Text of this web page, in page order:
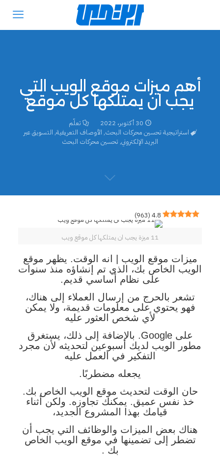
أهم ميزات موقع الويب التي
يجب ان يمتلكها كل موقع
30 أكتوبر، 2022
تعلّم
استراتيجية تحسين محركات البحث, الأوصاف التعريفية, التسويق عبر
البريد الإلكتروني, تحسين محركات البحث
4.8
(
963
)
11 ميزة يجب ان يمتلكها كل موقع ويب
ميزات موقع الويب | انه الوقت. يظهر موقع
الويب الخاص بك، الذي تم إنشاؤه منذ سنوات
على نظام أساسي قديم.
تشعر بالحرج من إرسال العملاء إلى هناك،
فهو يحتوي على معلومات قديمة، ولا يمكن
لأي شخص العثور عليه
على Google. بالإضافة إلى ذلك، يستغرق
مطور الويب لديك أسبوعين لتحديثه لأن مجرد
التفكير في العمل عليه
يجعله مضطربًا.
حان الوقت لتحديث موقع الويب الخاص بك.
خذ نفس عميق. يمكنك تجاوزه. ولكن أثناء
قيامك بهذا المشروع الجديد،
هناك بعض الميزات والوظائف التي يجب أن
تضطر إلى تضمينها في موقع الويب الخاص
بك .